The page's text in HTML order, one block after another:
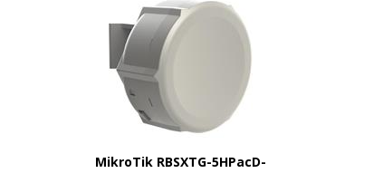
MikroTik RBSXTG-5HPacD-